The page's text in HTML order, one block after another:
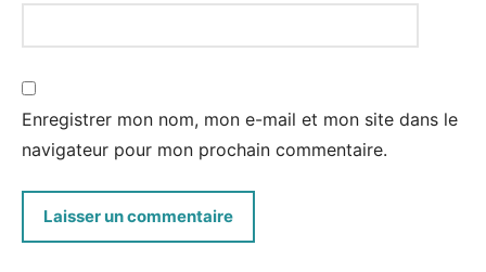
Enregistrer mon nom, mon e-mail et mon site dans le
navigateur pour mon prochain commentaire.